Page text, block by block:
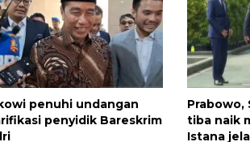
penuhi undangan
penyidik Bareskrim
Prabowo,
tiba naik
Istana